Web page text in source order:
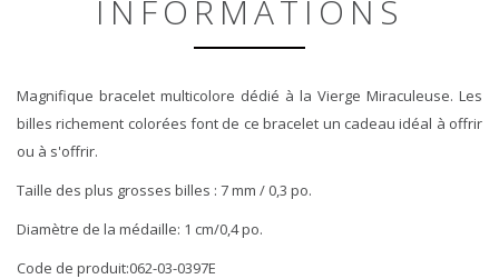
INFORMATIONS
Magnifique bracelet multicolore dédié à la Vierge Miraculeuse. Les
billes richement colorées font de ce bracelet un cadeau idéal à offrir
ou à s'offrir.
Taille des plus grosses billes : 7 mm / 0,3 po.
Diamètre de la médaille: 1 cm/0,4 po.
Code de produit:062-03-0397E